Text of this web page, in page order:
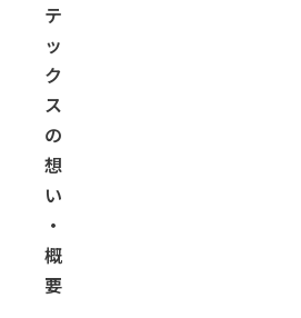
テ
ッ
ク
ス
の
想
い
・
概
要